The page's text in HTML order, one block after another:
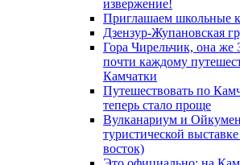
извержение!
Приглашаем школьные
Дзензур-Жупановская
Гора Чирельчик, она же
почти каждому
Камчатки
Путешествовать по
теперь стало проще
Вулканариум и
туристической
восток)